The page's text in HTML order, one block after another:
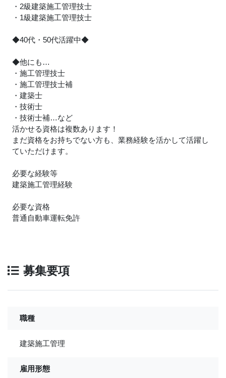
・2級建築施工管理技士
・1級建築施工管理技士
◆40代・50代活躍中◆
◆他にも…
・施工管理技士
・施工管理技士補
・建築士
・技術士
・技術士補…など
活かせる資格は複数あります！
まだ資格をお持ちでない方も、業務経験を活かして活躍し
ていただけます。
必要な経験等
建築施工管理経験
必要な資格
普通自動車運転免許
募集要項
職種
建築施工管理
雇用形態